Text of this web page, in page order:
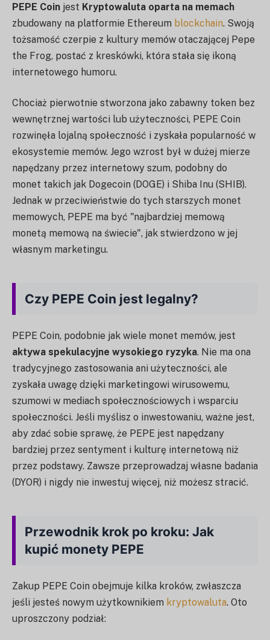
PEPE Coin jest Kryptowaluta oparta na memach
zbudowany na platformie Ethereum blockchain. Swoją
tożsamość czerpie z kultury memów otaczającej Pepe
the Frog, postać z kreskówki, która stała się ikoną
internetowego humoru.
Chociaż pierwotnie stworzona jako zabawny token bez
wewnętrznej wartości lub użyteczności, PEPE Coin
rozwinęła lojalną społeczność i zyskała popularność w
ekosystemie memów. Jego wzrost był w dużej mierze
napędzany przez internetowy szum, podobny do
monet takich jak Dogecoin (DOGE) i Shiba Inu (SHIB).
Jednak w przeciwieństwie do tych starszych monet
memowych, PEPE ma być "najbardziej memową
monetą memową na świecie", jak stwierdzono w jej
własnym marketingu.
Czy PEPE Coin jest legalny?
PEPE Coin, podobnie jak wiele monet memów, jest
aktywa spekulacyjne wysokiego ryzyka. Nie ma ona
tradycyjnego zastosowania ani użyteczności, ale
zyskała uwagę dzięki marketingowi wirusowemu,
szumowi w mediach społecznościowych i wsparciu
społeczności. Jeśli myślisz o inwestowaniu, ważne jest,
aby zdać sobie sprawę, że PEPE jest napędzany
bardziej przez sentyment i kulturę internetową niż
przez podstawy. Zawsze przeprowadzaj własne badania
(DYOR) i nigdy nie inwestuj więcej, niż możesz stracić.
Przewodnik krok po kroku: Jak
kupić monety PEPE
Zakup PEPE Coin obejmuje kilka kroków, zwłaszcza
jeśli jesteś nowym użytkownikiem kryptowaluta. Oto
uproszczony podział: